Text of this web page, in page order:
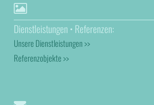
Dienstleistungen • Referenzen:
Unsere Dienstleistungen >>
Referenzobjekte >>